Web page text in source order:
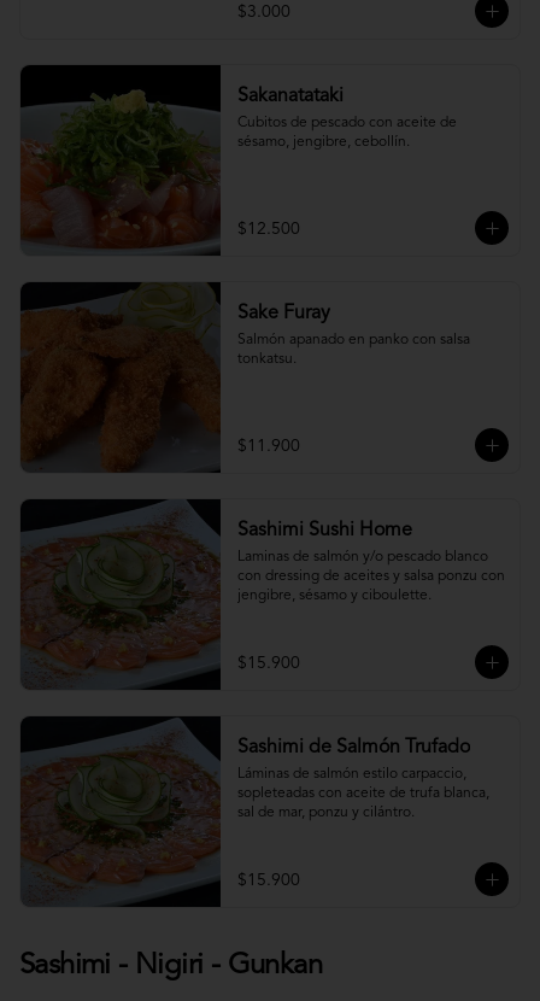
$3.000
Sakanatataki
Cubitos de pescado con aceite de
sésamo, jengibre, cebollín.
$12.500
Sake Furay
Salmón apanado en panko con salsa
tonkatsu.
$11.900
Sashimi Sushi Home
Laminas de salmón y/o pescado blanco
con dressing de aceites y salsa ponzu con
jengibre, sésamo y ciboulette.
$15.900
Sashimi de Salmón Trufado
Láminas de salmón estilo carpaccio,
sopleteadas con aceite de trufa blanca,
sal de mar, ponzu y cilántro.
$15.900
Sashimi - Nigiri - Gunkan